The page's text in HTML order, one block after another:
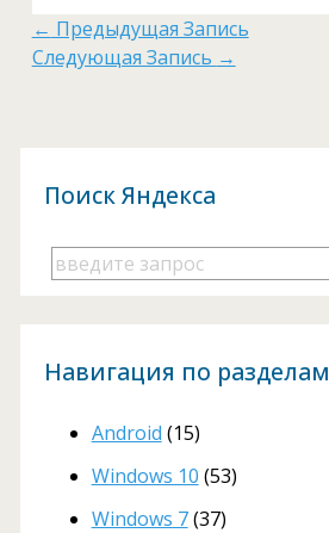
← Предыдущая Запись
Следующая Запись →
Поиск Яндекса
Навигация по разделам
Android (15)
Windows 10 (53)
Windows 7(37)